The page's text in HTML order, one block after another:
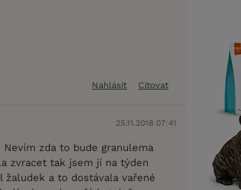
Nahlásit Citovat
25.11.2018 07:41
zda to bude granulema
zvracet tak jsem jí na týden
a to dostávala vařené